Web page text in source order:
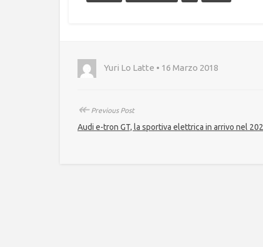
Yuri Lo Latte • 16 Marzo 2018
↞Previous Post
Audi e-tron GT, la sportiva elettrica in arrivo nel